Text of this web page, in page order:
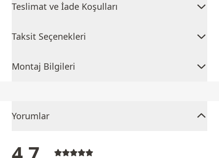
Teslimat ve İade Koşulları
Taksit Seçenekleri
Montaj Bilgileri
Yorumlar